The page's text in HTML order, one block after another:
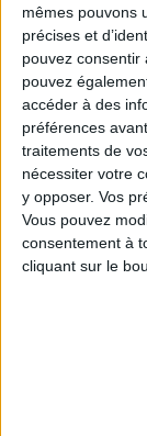
mêmes pouvons
précises et
pouvez consentir
pouvez
accéder à des
préférences
traitements de
nécessiter votre
y opposer. Vos
Vous pouvez
consentement à
cliquant sur le
Signée pour 2
entre le
comptables
tribunaux de
mutualiser
professions
https://